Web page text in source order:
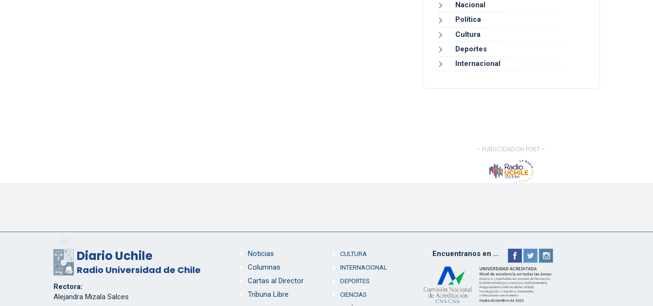
Nacional
Política
Cultura
Deportes
Internacional
- PUBLICIDAD ON POST -
Diario Uchile
Radio Universidad de Chile
Rectora:
Alejandra Mizala Salces
Noticias
Columnas
Cartas al Director
Tribuna Libre
CULTURA
INTERNACIONAL
DEPORTES
CIENCIAS
Encuentranos en ...